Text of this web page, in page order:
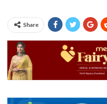
Share